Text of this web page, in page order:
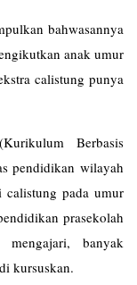
bahwasannya
anak umur
calistung punya
Berbasis
pendidikan wilayah
calistung pada umur
prasekolah
mengajari, banyak
kursuskan.